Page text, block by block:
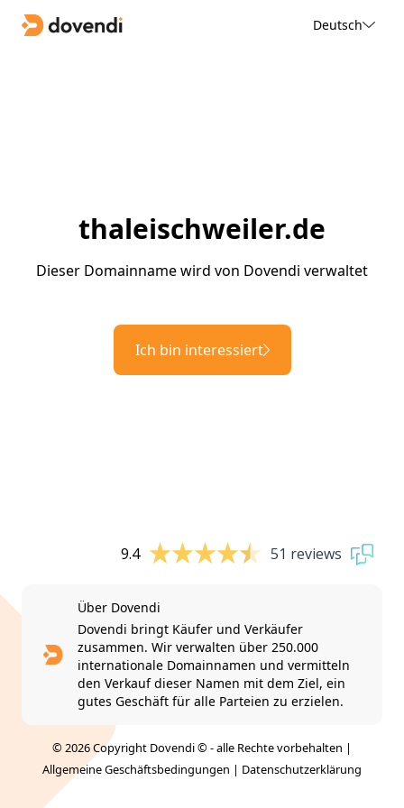
Deutsch
thaleischweiler.de
Dieser Domainname wird von Dovendi verwaltet
Ich bin interessiert
9.4 51 reviews
Über Dovendi
Dovendi bringt Käufer und Verkäufer
zusammen. Wir verwalten über 250.000
internationale Domainnamen und vermitteln
den Verkauf dieser Namen mit dem Ziel, ein
gutes Geschäft für alle Parteien zu erzielen.
© 2026 Copyright Dovendi © - alle Rechte vorbehalten |
Allgemeine Geschäftsbedingungen | Datenschutzerklärung